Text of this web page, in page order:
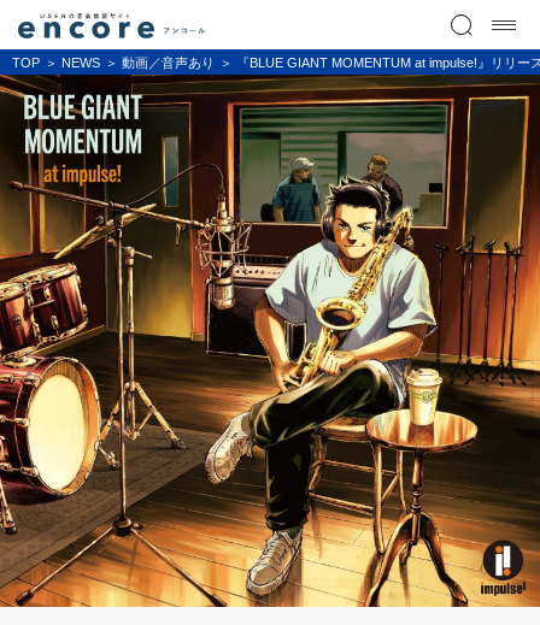
TOP NEWS 動画／音声あり 『BLUE GIANT MOMENTUM at impulse!』リリ